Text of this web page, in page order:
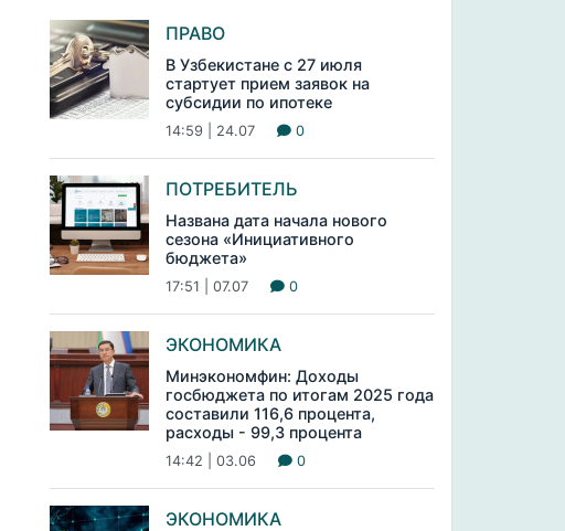
ПРАВО
В Узбекистане с 27 июля
стартует прием заявок на
субсидии по ипотеке
14:59 | 24.07 0
ПОТРЕБИТЕЛЬ
Названа дата начала нового
сезона «Инициативного
бюджета»
17:51 | 07.07 0
ЭКОНОМИКА
Минэкономфин: Доходы
госбюджета по итогам 2025 года
составили 116,6 процента,
расходы - 99,3 процента
14:42 | 03.06 0
ЭКОНОМИКА